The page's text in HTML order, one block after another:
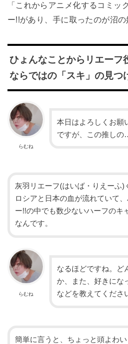
「これからアニメ化するコミッ
ー!!があり、手に取ったのが沼の
ひょんなことからリエーフ
ならではの「スキ」の見つ
らむね
本日はよろしくお願
ですが、この推し
灰羽リエーフ(はいば・りえーふ)
ロシアと日本の血が流れていて、
ー!!の中でも数少ないハーフのキ
なんです。
らむね
なるほどですね。ど
か、また、好きにな
などを教えてくださ
簡単に言うと、ちょっと頭よわい